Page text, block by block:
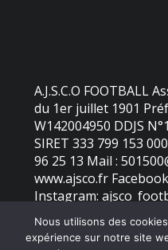
A.J.S.C.O FOOTBALL
du 1er juillet 1901
W142004950 DDJS
SIRET 333 799 153
96 25 13 Mail :
www.ajsco.fr
Instagram:
Nous utilisons des
expérience sur notre site